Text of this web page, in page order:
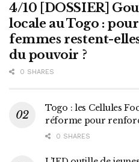
4/10 [DOSSIER]
locale au Togo :
femmes restent-
du pouvoir ?
0 SHARES
Togo : les Cellules
réforme pour
0 SHARES